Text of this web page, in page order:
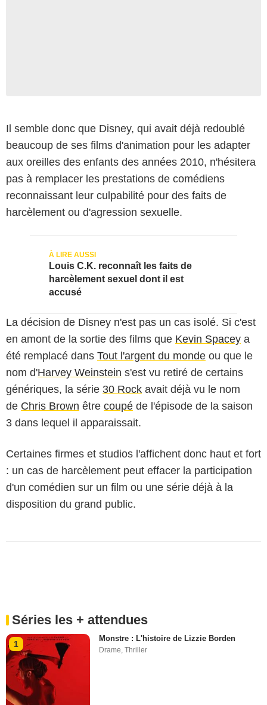
Il semble donc que Disney, qui avait déjà redoublé
beaucoup de ses films d'animation pour les adapter
aux oreilles des enfants des années 2010, n'hésitera
pas à remplacer les prestations de comédiens
reconnaissant leur culpabilité pour des faits de
harcèlement ou d'agression sexuelle.
Louis C.K. reconnaît les faits de
harcèlement sexuel dont il est
accusé
La décision de Disney n'est pas un cas isolé. Si c'est
en amont de la sortie des films que Kevin Spacey a
été remplacé dans Tout l'argent du monde ou que le
nom d'Harvey Weinstein s'est vu retiré de certains
génériques, la série 30 Rock avait déjà vu le nom
de Chris Brown être coupé de l'épisode de la saison
3 dans lequel il apparaissait.
Certaines firmes et studios l'affichent donc haut et fort
: un cas de harcèlement peut effacer la participation
d'un comédien sur un film ou une série déjà à la
disposition du grand public.
Séries les + attendues
1
Monstre : L'histoire de Lizzie Borden
Drame,Thriller